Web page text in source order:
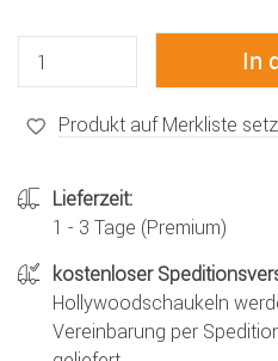
Produkt auf Merkliste
Lieferzeit:
1 - 3 Tage (Premium)
kostenloser
Hollywoodschaukeln
Vereinbarung per